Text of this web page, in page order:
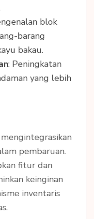
blok
barang
bakau.
: Peningkatan
yang lebih
pembaruan.
fitur dan
keinginan
inventaris